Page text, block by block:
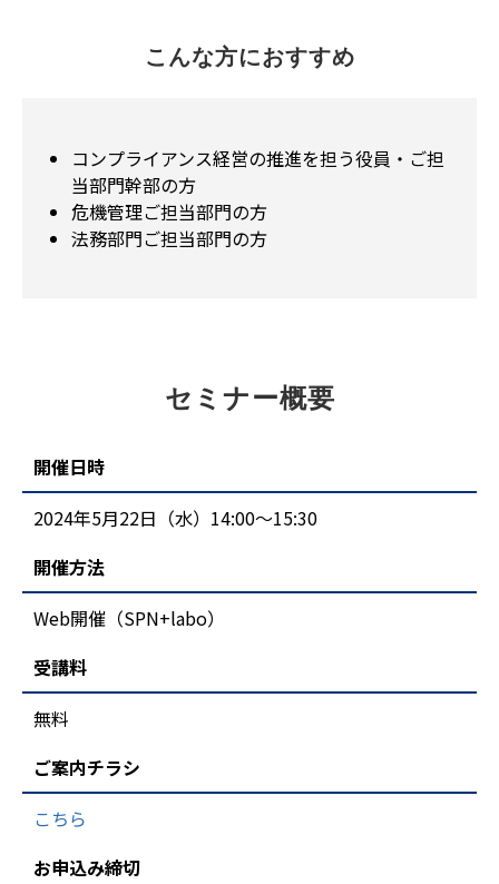
こんな方におすすめ
コンプライアンス経営の推進を担う役員・ご担
当部門幹部の方
危機管理ご担当部門の方
法務部門ご担当部門の方
セミナー概要
開催日時
2024年5月22日（水）14:00～15:30
開催方法
Web開催（SPN+labo）
受講料
無料
ご案内チラシ
こちら
お申込み締切